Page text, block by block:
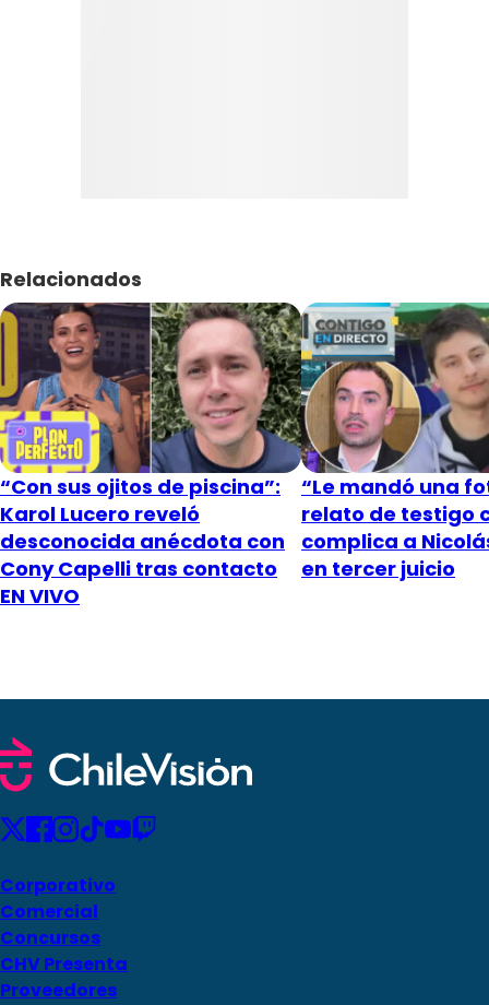
Relacionados
“Con sus ojitos de piscina”:
Karol Lucero reveló
desconocida anécdota con
Cony Capelli tras contacto
EN VIVO
“Le mandó una
relato de testigo
complica a
en tercer juicio
Corporativo
Comercial
Concursos
CHV Presenta
Proveedores